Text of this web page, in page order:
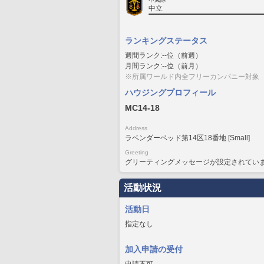
中立
ランキングステータス
週間ランク:--位（前週）
月間ランク:--位（前月）
※所属ワールド内全フリーカンパニー対象
ハウジングプロフィール
MC14-18
Address
ラベンダーベッド第14区18番地 [Small]
Greeting
グリーティングメッセージが設定されてい
活動状況
活動日
指定なし
加入申請の受付